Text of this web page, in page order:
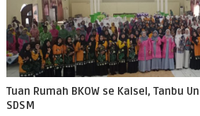
Tuan Rumah BKOW se Kalsel, Tanbu
SDSM